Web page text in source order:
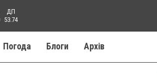
ДП
53.74
Погода Блоги Aрхів